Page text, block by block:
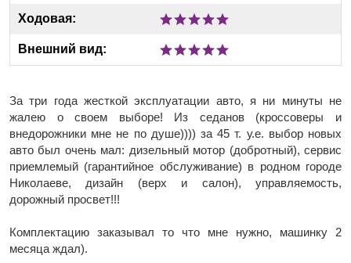
Ходовая:
Внешний вид:
За три года жесткой эксплуатации авто, я ни минуты не
жалею о своем выборе! Из седанов (кроссоверы и
внедорожники мне не по душе)))) за 45 т. у.е. выбор новых
авто был очень мал: дизельный мотор (добротный), сервис
приемлемый (гарантийное обслуживание) в родном городе
Николаеве, дизайн (верх и салон), управляемость,
дорожный просвет!!!
Комплектацию заказывал то что мне нужно, машинку 2
месяца ждал).